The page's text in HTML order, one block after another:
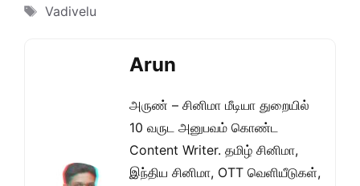
Tags
Vadivelu
Arun
அருண் – சினிமா மீடியா துறையில்
10 வருட அனுபவம் கொண்ட
Content Writer. தமிழ் சினிமா,
இந்திய சினிமா, OTT வெளியீடுகள்,